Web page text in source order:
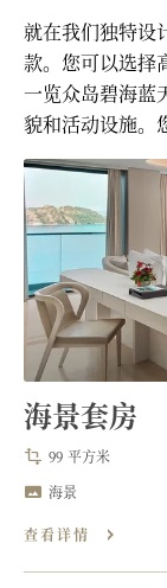
就在我们独特设
款。您可以选择
一览众岛碧海蓝
貌和活动设施。
海景套房
99 平方米
海景
查看详情